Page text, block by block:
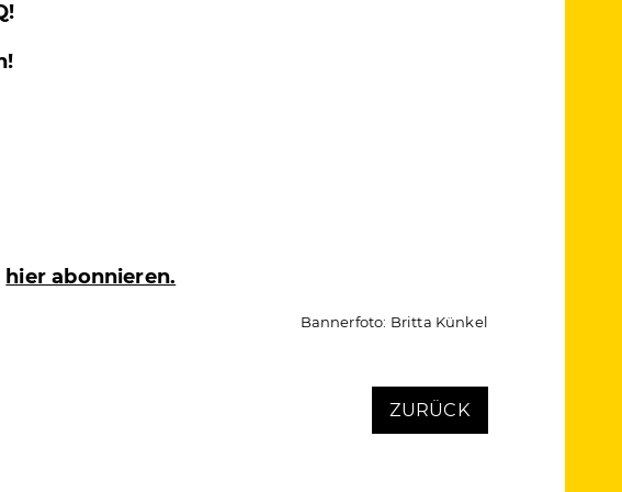
hier abonnieren.
Bannerfoto: Britta Künkel
ZURÜCK